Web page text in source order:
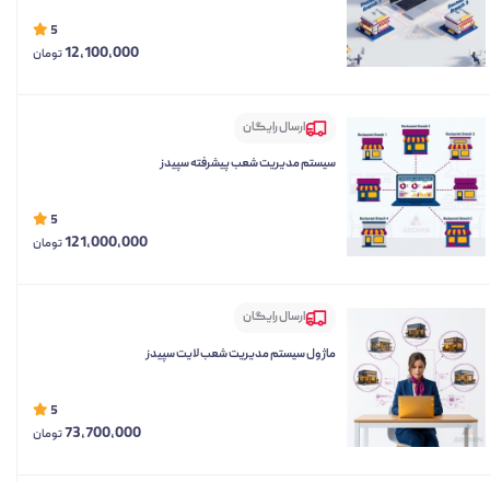
5
12,100,000تومان
ارسال رایگان
سیستم مدیریت شعب پیشرفته سپیدز
5
121,000,000تومان
ارسال رایگان
ماژول سیستم مدیریت شعب لایت سپیدز
5
73,700,000تومان